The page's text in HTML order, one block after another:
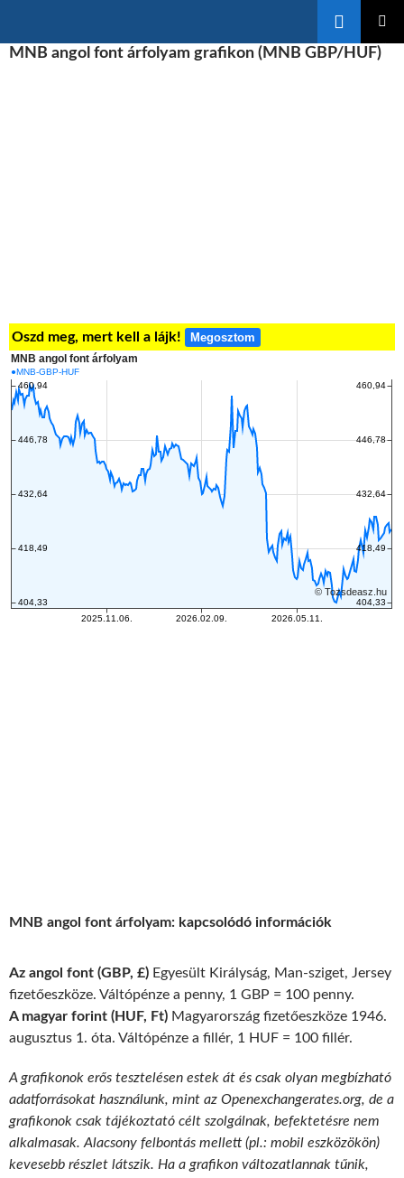
MENÜ
AMNB angol font árfolyam grafikon (MNB GBP/HUF)
Oszd meg, mert kell a lájk! Megosztom
MNB angol font árfolyam: kapcsolódó információk
Az angol font (GBP, £) Egyesült Királyság, Man-sziget, Jersey
fizetőeszköze. Váltópénze a penny, 1 GBP = 100 penny.
A magyar forint (HUF, Ft) Magyarország fizetőeszköze 1946.
augusztus 1. óta. Váltópénze a fillér, 1 HUF = 100 fillér.
A grafikonok erős tesztelésen estek át és csak olyan megbízható
adatforrásokat használunk, mint az Openexchangerates.org, de a
grafikonok csak tájékoztató célt szolgálnak, befektetésre nem
alkalmasak. Alacsony felbontás mellett (pl.: mobil eszközökön)
kevesebb részlet látszik. Ha a grafikon változatlannak tűnik,